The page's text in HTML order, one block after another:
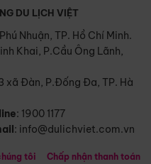
DU LỊCH VIỆT
Nhuận, TP. Hồ Chí Minh.
Khai, P.Cầu Ông Lãnh,
xã Đàn, P.Đống Đa, TP. Hà
: 1900 1177
: info@dulichviet.com.vn
tôi Chấp nhận thanh toán